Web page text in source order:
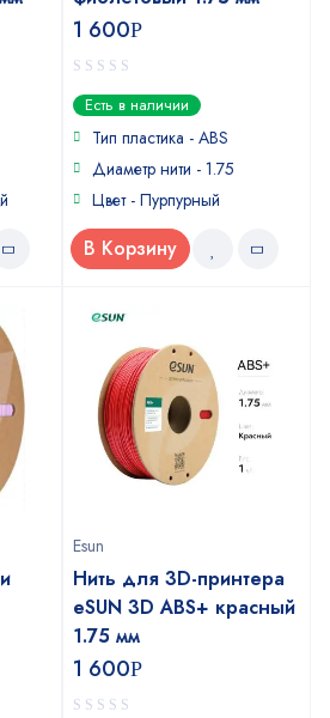
1 600Р
0
out
of
Есть в наличии
Тип пластика - ABS
Диаметр нити - 1.75
Цвет - Пурпурный
В Корзину
Esun
Нить для 3D-принтера
eSUN 3D ABS+ красный
1.75 мм
1 600Р